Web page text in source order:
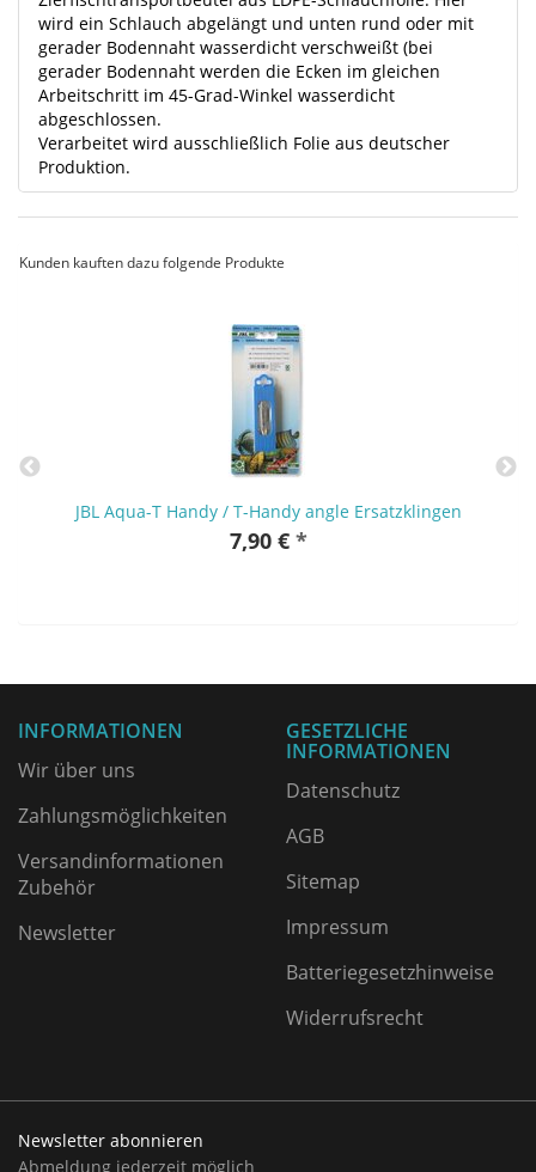
wird ein Schlauch abgelängt und unten rund oder mit
gerader Bodennaht wasserdicht verschweißt (bei
gerader Bodennaht werden die Ecken im gleichen
Arbeitschritt im 45-Grad-Winkel wasserdicht
abgeschlossen.
Verarbeitet wird ausschließlich Folie aus deutscher
Produktion.
Kunden kauften dazu folgende Produkte
JBL Aqua-T Handy / T-Handy angle Ersatzklingen
7,90 € *
INFORMATIONEN
Wir über uns
Zahlungsmöglichkeiten
Versandinformationen
Zubehör
Newsletter
GESETZLICHE
INFORMATIONEN
Datenschutz
AGB
Sitemap
Impressum
Batteriegesetzhinweise
Widerrufsrecht
Newsletter abonnieren
Abmeldung jederzeit möglich